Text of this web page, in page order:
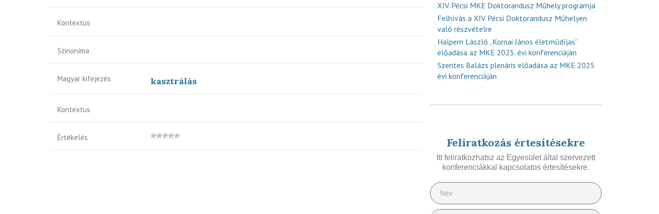
Kontextus
Szinoníma
Magyar kifejezés kasztrálás
Kontextus
Értékelés
XIV. Pécsi MKE Doktorandusz Műhely programja
Felhívás a XIV. Pécsi Doktorandusz Műhelyen
való részvételre
Halpern László „Kornai János életműdíjas”
előadása az MKE 2025. évi konferenciáján
Szentes Balázs plenáris előadása az MKE 2025.
évi konferenciáján
Feliratkozás értesítésekre
Itt feliratkozhatsz az Egyesület által szervezett
konferenciákkal kapcsolatos értesítésekre.